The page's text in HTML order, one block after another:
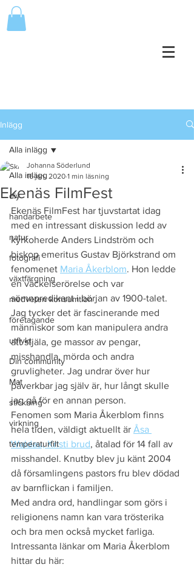
Inlägg
Alla inlägg
diy
handarbete
natur
fotografi
växtfärgning
medveten konsumtion
företagande
utflykt
Din community
Mat
stickning
virkning
temperaturfilt
Alla inlägg
Ekenäs FilmFest
Johanna Söderlund
16 jan. 2020 1 min läsning
Ekenäs FilmFest har tjuvstartat idag
med en intressant diskussion ledd av
kyrkoherde Anders Lindström och
biskop emeritus Gustav Björkstrand om
fenomenet Maria Åkerblom. Hon ledde
en väckelserörelse och var
sömnpredikant i början av 1900-talet.
Jag tycker det är fascinerande med
människor som kan manipulera andra
att stjäla, ge massor av pengar,
misshandla, mörda och andra
gruvligheter. Jag undrar över hur
påverkbar jag själv är, hur långt skulle
jag gå för en annan person.
Fenomen som Maria Åkerblom finns
hela tiden, väldigt aktuellt är Åsa
Waldau, Kristi brud, åtalad för 14 fall av
misshandel. Knutby blev ju känt 2004
då församlingens pastors fru blev dödad
av barnflickan i familjen.
Med andra ord, handlingar som görs i
religionens namn kan vara trösterika
och bra men också mycket farliga.
Intressanta länkar om Maria Åkerblom
hittar du här: